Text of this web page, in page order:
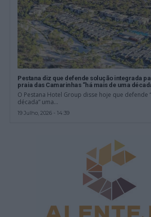
Pestana diz que defende solução integrada
praia das Camarinhas “há mais de uma
O Pestana Hotel Group disse hoje que defende
década” uma...
19 Julho, 2026 - 14:39